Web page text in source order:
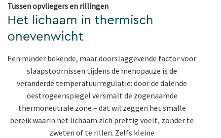
Tussen opvliegers en rillingen
Het lichaam in thermisch
onevenwicht
Een minder bekende, maar doorslaggevende factor voor
slaapstoornissen tijdens de menopauze is de
veranderde temperatuurregulatie: door de dalende
oestrogeenspiegel versmalt de zogenaamde
thermoneutrale zone – dat wil zeggen het smalle
bereik waarin het lichaam zich prettig voelt, zonder te
zweten of te rillen. Zelfs kleine